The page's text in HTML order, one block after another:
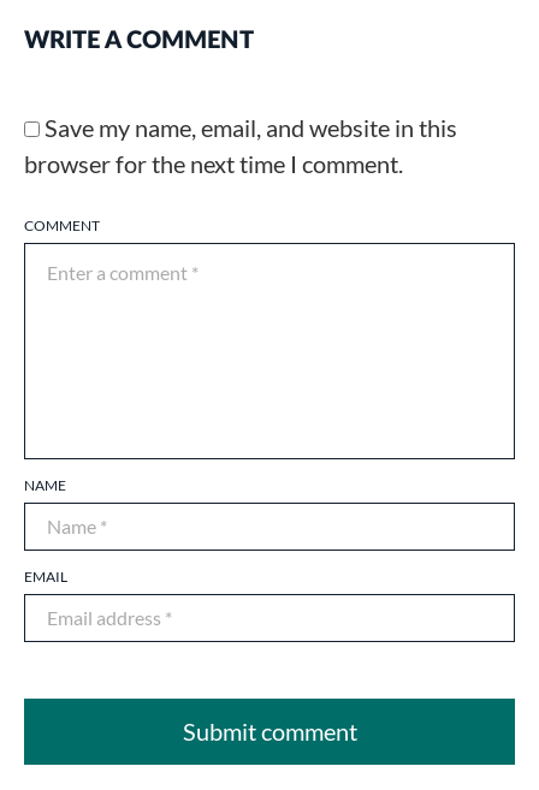
WRITE A COMMENT
COMMENT
NAME
EMAIL
Save my name, email, and website in this
browser for the next time I comment.